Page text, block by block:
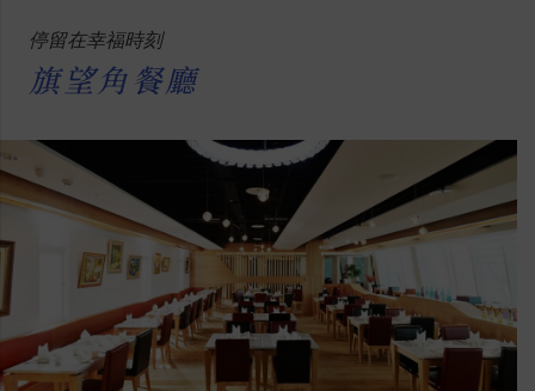
停留在幸福時刻
旗望角餐廳